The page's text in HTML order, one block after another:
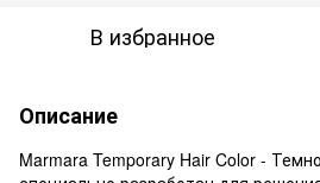
В избранное
Описание
Marmara Temporary Hair Color -